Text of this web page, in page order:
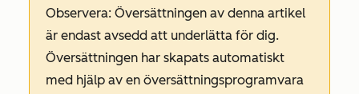
Observera: Översättningen av denna artikel
är endast avsedd att underlätta för dig.
Översättningen har skapats automatiskt
med hjälp av en översättningsprogramvara